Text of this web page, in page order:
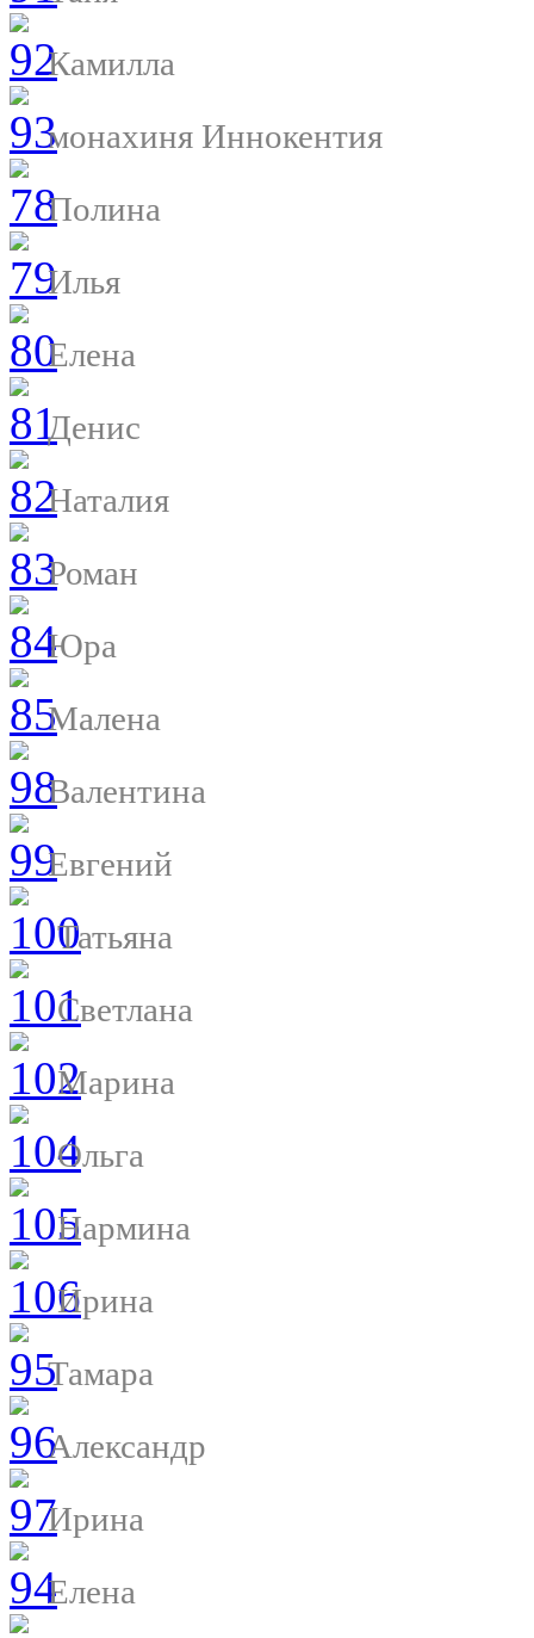
Камилла
монахиня Иннокентия
Полина
Илья
Елена
Денис
Наталия
Роман
Юра
Малена
Валентина
Евгений
Татьяна
Светлана
Марина
Ольга
Нармина
Ирина
Тамара
Александр
Ирина
Елена